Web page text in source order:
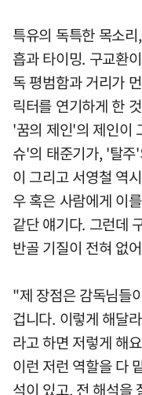
특유의 독특한 목소
흡과 타이밍. 구교환
독 평범함과 거리가
릭터를 연기하게 한
'꿈의 제인'의 제인이
슈'의 태준기가, '탈
이 그리고 서영철 역
우 혹은 사람에게 이
같단 얘기다. 그런데
반골 기질이 전혀 없
"제 장점은 감독님들
겁니다. 이렇게 해달
라고 하면 저렇게 해
이런 저런 역할을 다
석이 있고, 전 해석을